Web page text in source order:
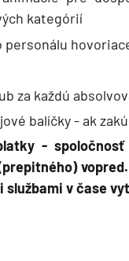
kategórií
personálu
za každú
balíčky - ak
- spoločnosť
službami v čase